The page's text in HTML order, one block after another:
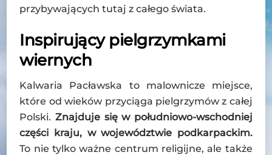
przybywających tutaj z całego świata.
Inspirujący pielgrzymkami
wiernych
Kalwaria Pacławska to malownicze miejsce,
które od wieków przyciąga pielgrzymów z całej
Polski. Znajduje się w południowo-wschodniej
części kraju, w województwie podkarpackim.
To nie tylko ważne centrum religijne, ale także